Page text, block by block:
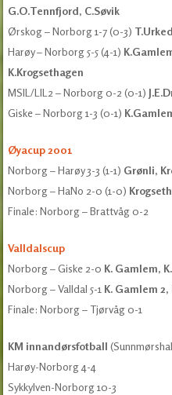
G.O.Tennfjord, C.Søvik
Ørskog – Norborg 1-7 (0-3)
Harøy – Norborg 5-5 (4-1)
K.Krogsethagen
MSIL/LIL2 – Norborg 0-2 (0-1)
Giske – Norborg 1-3 (0-1)
Øyacup 2001
Norborg – Harøy 3-3 (1-1) Grønli,
Norborg – HaNo 2-0 (1-0)
Finale: Norborg – Brattvåg 0-2
Valldalscup
Norborg – Giske 2-0 K. Gamlem,
Norborg – Valldal 5-1 K. Gamlem
Finale: Norborg – Tjørvåg 0-1
KM innandørsfotball
Harøy-Norborg 4-4
Sykkylven-Norborg 10-3